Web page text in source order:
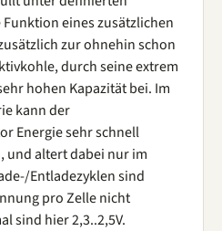
eines zusätzlichen
zur ohnehin schon
durch seine extrem
hohen Kapazität bei. Im
kann der
Energie sehr schnell
und altert dabei nur im
Entladezyklen sind
pro Zelle nicht
sind hier 2,3..2,5V.